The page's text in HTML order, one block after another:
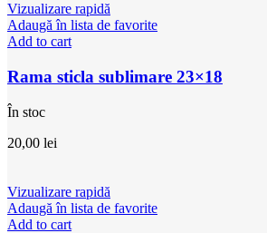
Vizualizare rapidă
Adaugă în lista de favorite
Add to cart
Rama sticla sublimare 23×18
În stoc
20,00 lei
Vizualizare rapidă
Adaugă în lista de favorite
Add to cart